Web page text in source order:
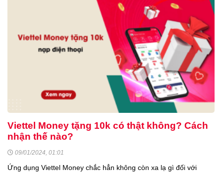
Viettel Money tặng 10k có thật không? Cách
nhận thế nào?
09/01/2024, 01:01
Ứng dụng Viettel Money chắc hẳn không còn xa lạ gì đối với